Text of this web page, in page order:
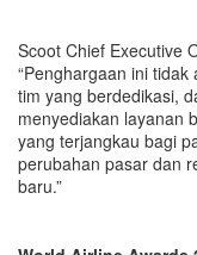
Scoot Chief Executive
“Penghargaan ini
tim yang berdedikasi,
menyediakan layanan
yang terjangkau bagi
perubahan pasar dan
baru.”